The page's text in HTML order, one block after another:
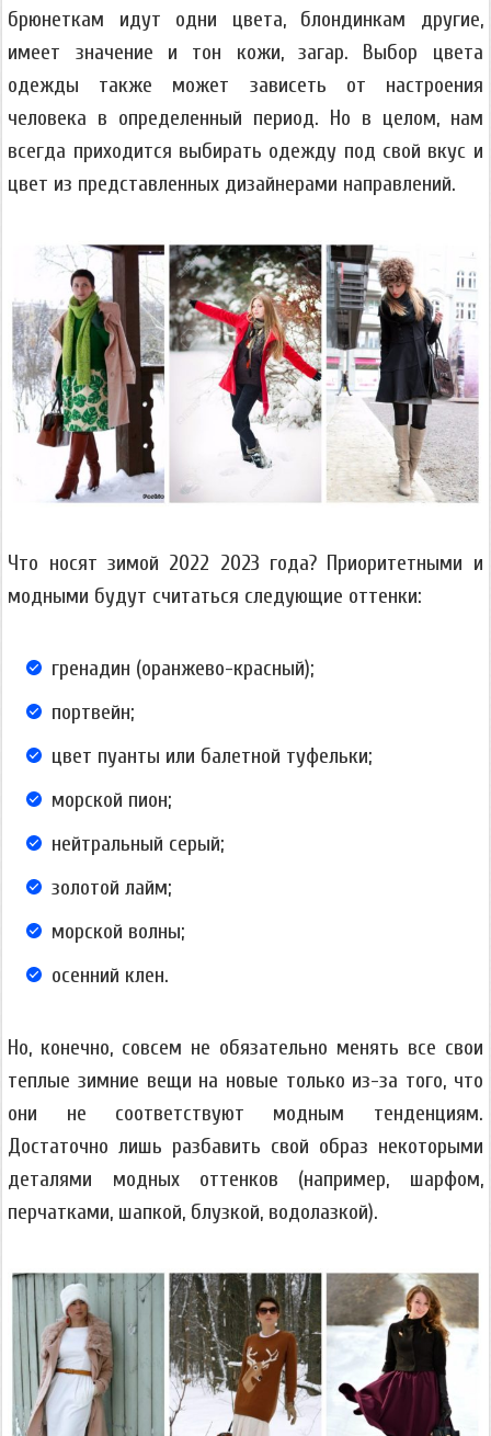
брюнеткам идут одни цвета, блондинкам другие,
имеет значение и тон кожи, загар. Выбор цвета
одежды также может зависеть от настроения
человека в определенный период. Но в целом, нам
всегда приходится выбирать одежду под свой вкус и
цвет из представленных дизайнерами направлений.
Что носят зимой 2022 2023 года? Приоритетными и
модными будут считаться следующие оттенки:
гренадин (оранжево-красный);
портвейн;
цвет пуанты или балетной туфельки;
морской пион;
нейтральный серый;
золотой лайм;
морской волны;
осенний клен.
Но, конечно, совсем не обязательно менять все свои
теплые зимние вещи на новые только из-за того, что
они не соответствуют модным тенденциям.
Достаточно лишь разбавить свой образ некоторыми
деталями модных оттенков (например, шарфом,
перчатками, шапкой, блузкой, водолазкой).